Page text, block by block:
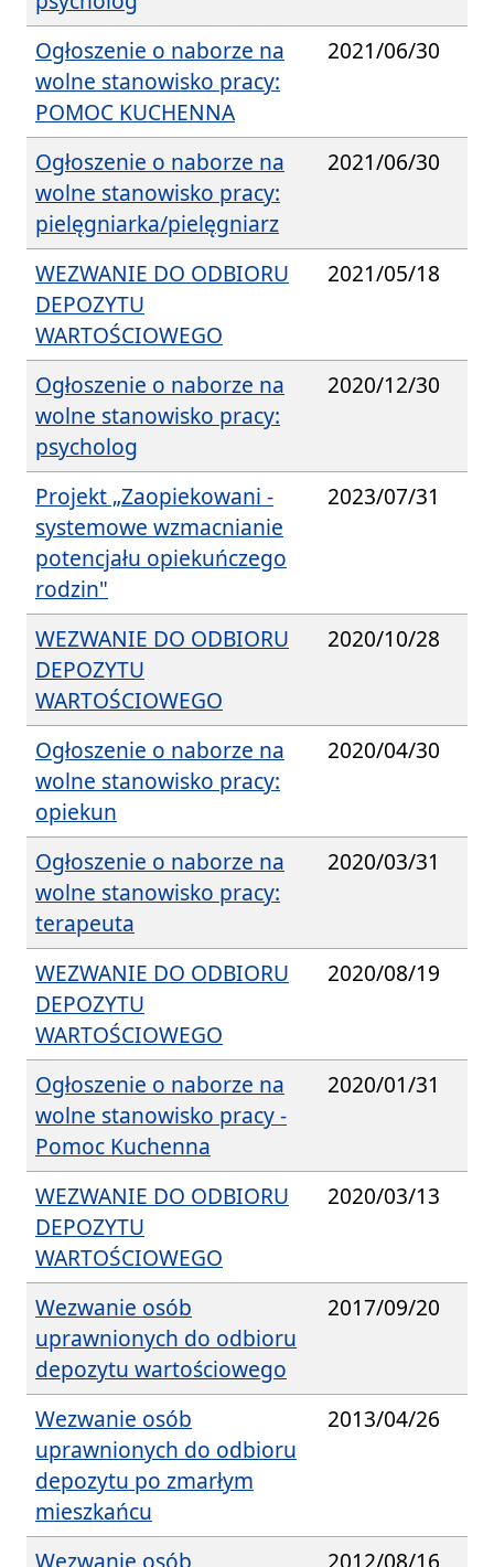
Ogłoszenie o naborze na
wolne stanowisko pracy:
POMOC KUCHENNA
2021/06/30
Ogłoszenie o naborze na
wolne stanowisko pracy:
pielęgniarka/pielęgniarz
2021/06/30
WEZWANIE DO ODBIORU
DEPOZYTU
WARTOŚCIOWEGO
2021/05/18
Ogłoszenie o naborze na
wolne stanowisko pracy:
psycholog
2020/12/30
Projekt „Zaopiekowani -
systemowe wzmacnianie
potencjału opiekuńczego
rodzin"
2023/07/31
WEZWANIE DO ODBIORU
DEPOZYTU
WARTOŚCIOWEGO
2020/10/28
Ogłoszenie o naborze na
wolne stanowisko pracy:
opiekun
2020/04/30
Ogłoszenie o naborze na
wolne stanowisko pracy:
terapeuta
2020/03/31
WEZWANIE DO ODBIORU
DEPOZYTU
WARTOŚCIOWEGO
2020/08/19
Ogłoszenie o naborze na
wolne stanowisko pracy -
Pomoc Kuchenna
2020/01/31
WEZWANIE DO ODBIORU
DEPOZYTU
WARTOŚCIOWEGO
2020/03/13
Wezwanie osób
uprawnionych do odbioru
depozytu wartościowego
2017/09/20
Wezwanie osób
uprawnionych do odbioru
depozytu po zmarłym
mieszkańcu
2013/04/26
Wezwanie osób 2012/08/16